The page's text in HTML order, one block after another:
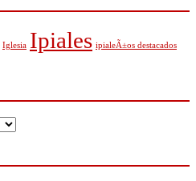
Iglesia Ipiales ipialeÃ±os destacados